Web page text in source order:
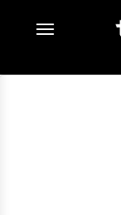
desplegar